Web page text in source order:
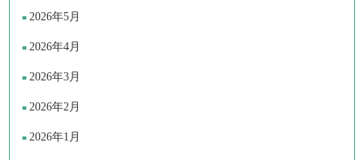
2026年5月
2026年4月
2026年3月
2026年2月
2026年1月